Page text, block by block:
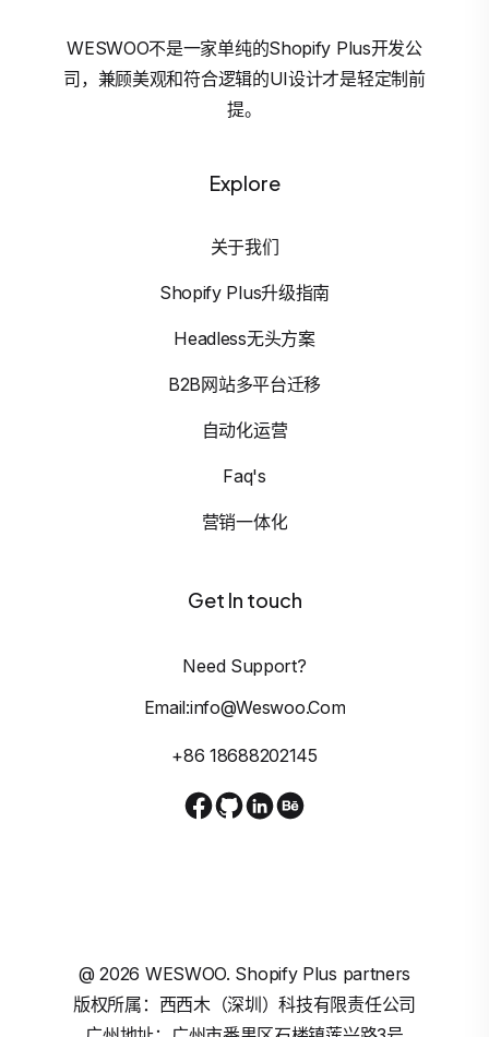
WESWOO不是一家单纯的Shopify Plus开发公
司，兼顾美观和符合逻辑的UI设计才是轻定制前
提。
Explore
关于我们
Shopify Plus升级指南
Headless无头方案
B2B网站多平台迁移
自动化运营
Faq's
营销一体化
Get In touch
Need Support?
Email:info@weswoo.com
+86 18688202145
@2026 WESWOO. Shopify Plus partners
版权所属：西西木（深圳）科技有限责任公司